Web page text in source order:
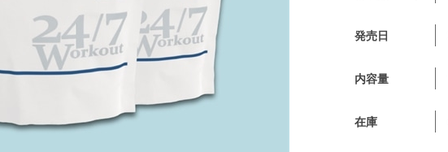
発売日
内容量
在庫